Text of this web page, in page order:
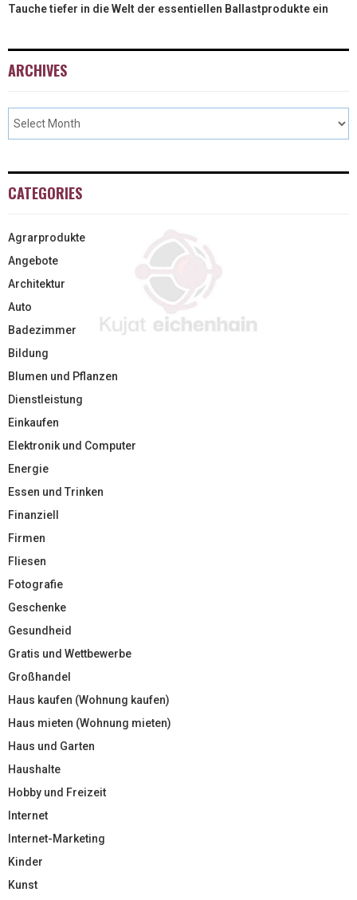
Tauche tiefer in die Welt der essentiellen Ballastprodukte ein
ARCHIVES
CATEGORIES
Agrarprodukte
Angebote
Architektur
Auto
Badezimmer
Bildung
Blumen und Pflanzen
Dienstleistung
Einkaufen
Elektronik und Computer
Energie
Essen und Trinken
Finanziell
Firmen
Fliesen
Fotografie
Geschenke
Gesundheid
Gratis und Wettbewerbe
Großhandel
Haus kaufen (Wohnung kaufen)
Haus mieten (Wohnung mieten)
Haus und Garten
Haushalte
Hobby und Freizeit
Internet
Internet-Marketing
Kinder
Kunst